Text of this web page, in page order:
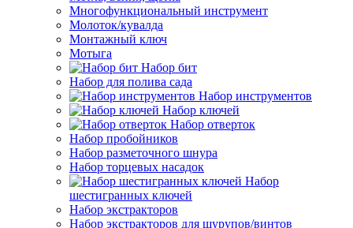
Многофункциональный инструмент
Молоток/кувалда
Монтажный ключ
Мотыга
Набор бит
Набор для полива сада
Набор инструментов
Набор ключей
Набор отверток
Набор пробойников
Набор разметочного шнура
Набор торцевых насадок
Набор
шестигранных ключей
Набор экстракторов
Набор экстракторов для шурупов/винтов